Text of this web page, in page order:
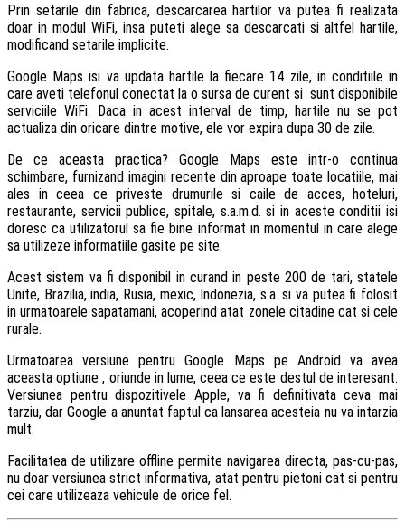
Prin setarile din fabrica, descarcarea hartilor va putea fi realizata
doar in modul WiFi, insa puteti alege sa descarcati si altfel hartile,
modificand setarile implicite.
Google Maps isi va updata hartile la fiecare 14 zile, in conditiile in
care aveti telefonul conectat la o sursa de curent si sunt disponibile
serviciile WiFi. Daca in acest interval de timp, hartile nu se pot
actualiza din oricare dintre motive, ele vor expira dupa 30 de zile.
De ce aceasta practica? Google Maps este intr-o continua
schimbare, furnizand imagini recente din aproape toate locatiile, mai
ales in ceea ce priveste drumurile si caile de acces, hoteluri,
restaurante, servicii publice, spitale, s.a.m.d. si in aceste conditii isi
doresc ca utilizatorul sa fie bine informat in momentul in care alege
sa utilizeze informatiile gasite pe site.
Acest sistem va fi disponibil in curand in peste 200 de tari, statele
Unite, Brazilia, india, Rusia, mexic, Indonezia, s.a. si va putea fi folosit
in urmatoarele sapatamani, acoperind atat zonele citadine cat si cele
rurale.
Urmatoarea versiune pentru Google Maps pe Android va avea
aceasta optiune , oriunde in lume, ceea ce este destul de interesant.
Versiunea pentru dispozitivele Apple, va fi definitivata ceva mai
tarziu, dar Google a anuntat faptul ca lansarea acesteia nu va intarzia
mult.
Facilitatea de utilizare offline permite navigarea directa, pas-cu-pas,
nu doar versiunea strict informativa, atat pentru pietoni cat si pentru
cei care utilizeaza vehicule de orice fel.